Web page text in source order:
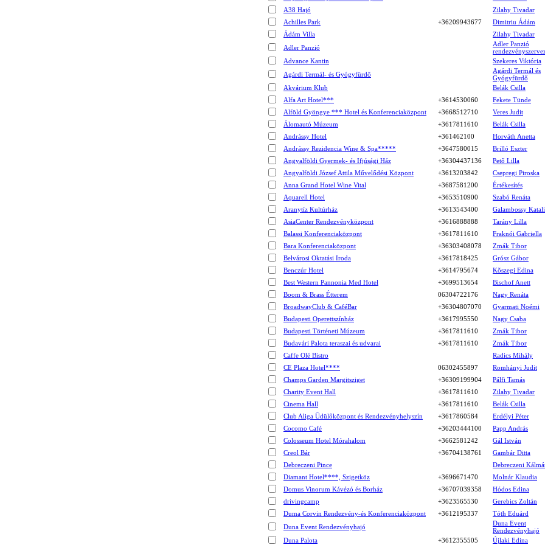
A38 Hajó
Zilahy Tivadar
Achilles Park
+36209943677
Dimitriu Ádám
Ádám Villa
Zilahy Tivadar
Adler Panzió
Adler Panzió
Advance Kantin
Szekeres Viktória
Agárdi Termál- és Gyógyfürdő
Agárdi Termál és
Gyógyfürdő
Akvárium Klub
Belák Csilla
Alfa Art Hotel***
+3614530060
Fekete Tünde
Alföld Gyöngye *** Hotel és Konferenciaközpont
+3668512710
Veres Judit
Álomautó Múzeum
+3617811610
Belák Csilla
Andrássy Hotel
+361462100
Horváth Anetta
Andrássy Rezidencia Wine & Spa*****
+3647580015
Brilló Eszter
Angyalföldi Gyermek- és Ifjúsági Ház
+36304437136
Pető Lilla
Angyalföldi József Attila Művelődési Központ
+3613203842
Csepregi Piroska
Anna Grand Hotel Wine Vital
+3687581200
Értékesítés
Aquarell Hotel
+3653510900
Szabó Renáta
Aranytíz Kultúrház
+3613543400
Galambossy
AsiaCenter Rendezvényközpont
+3616888888
Tarány Lilla
Balassi Konferenciaközpont
+3617811610
Fraknói Gabriella
Bara Konferenciaközpont
+36303408078
Zmák Tibor
Belvárosi Oktatási Iroda
+3617818425
Grósz Gábor
Benczúr Hotel
+3614795674
Kõszegi Edina
Best Western Pannonia Med Hotel
+3699513654
Bischof Anett
Boom & Brass Étterem
06304722176
Nagy Renáta
BroadwayClub & CaféBar
+36304807070
Gyarmati Noémi
Budapesti Operettszínház
+3617995550
Nagy Csaba
Budapesti Történeti Múzeum
+3617811610
Zmák Tibor
Budavári Palota teraszai és udvarai
+3617811610
Zmák Tibor
Caffe Olé Bistro
Radics Mihály
CE Plaza Hotel****
06302455897
Romhányi Judit
Champs Garden Margitsziget
+36309199904
Pálfi Tamás
Charity Event Hall
+3617811610
Zilahy Tivadar
Cinema Hall
+3617811610
Belák Csilla
Club Aliga Üdülőközpont és Rendezvényhelyszín
+3617860584
Erdélyi Péter
Cocomo Café
+36203444100
Papp András
Colosseum Hotel Mórahalom
+3662581242
Gál István
Creol Bár
+36704138761
Gambár Ditta
Debreczeni Pince
Debreczeni
Diamant Hotel****, Szigetköz
+3696671470
Molnár Klaudia
Domus Vinorum Kávézó és Borház
+36707039358
Hódos Edina
drivingcamp
+3623565530
Gerebics Zoltán
Duma Corvin Rendezvény-és Konferenciaközpont
+3612195337
Tóth Eduárd
Duna Event Rendezvényhajó
Duna Event
Rendezvényhajó
Duna Palota
+3612355505 Újlaki Edina